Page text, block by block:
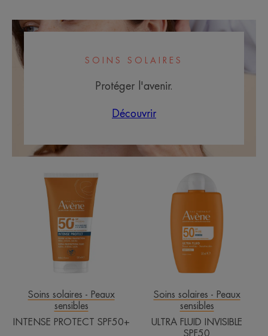
SOINS SOLAIRES
Protéger l'avenir.
Découvrir
PROTECT
SPF50+
Soins solaires - Peaux
sensibles
INTENSE PROTECT SPF50+
ULTRA
INVISIBLE
SPF50
Soins solaires - Peaux
sensibles
ULTRA FLUID INVISIBLE
SPF50